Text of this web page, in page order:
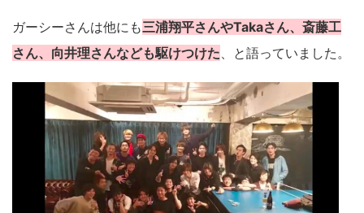
ガーシーさんは他にも三浦翔平さんやTakaさん、斎藤工
さん、向井理さんなども駆けつけた 、と語っていました。